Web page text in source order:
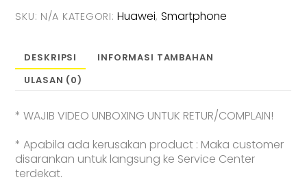
14
Pro
12GB
/
512GB
Smartphone
True-
to-
Life
SKU: N/A KATEGORI:Huawei, Smartphone
DESKRIPSI
INFORMASI TAMBAHAN
ULASAN (0)
* WAJIB VIDEO UNBOXING UNTUK RETUR/COMPLAIN!
* Apabila ada kerusakan product : Maka customer
disarankan untuk langsung ke Service Center
terdekat.